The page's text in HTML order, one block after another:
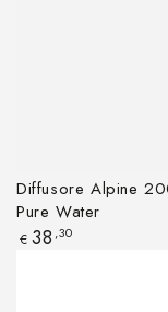
Diffusore Alpine
Pure Water
Prezzo
€ 38 ,30